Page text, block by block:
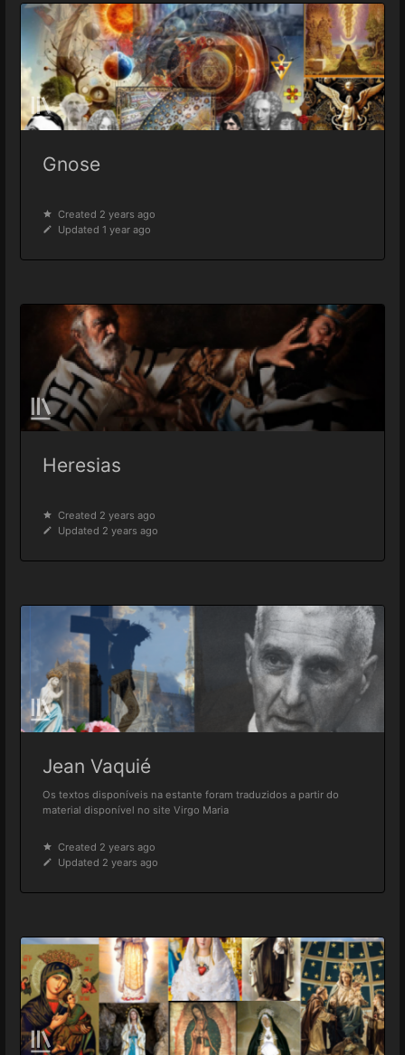
Gnose
Created 2 years ago
Updated 1 year ago
Heresias
Created 2 years ago
Updated 2 years ago
Jean Vaquié
Os textos disponíveis na estante foram traduzidos a partir do
material disponível no site Virgo Maria
Created 2 years ago
Updated 2 years ago